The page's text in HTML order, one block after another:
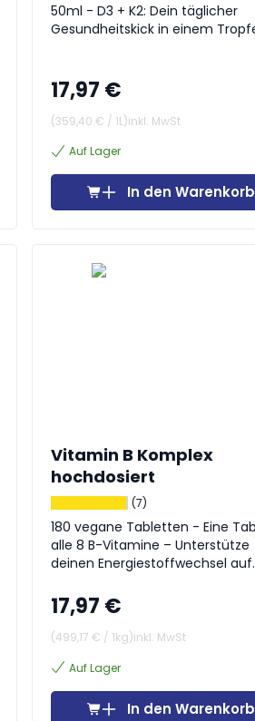
50ml - D3 + K2: Dein täglicher
Gesundheitskick in einem
17,97 €
(359,40 € / 1L)inkl. MwSt
Auf Lager
In den Warenkorb
Vitamin B Komplex
hochdosiert
(7)
180 vegane Tabletten - Eine
alle 8 B-Vitamine – Unterstütze
deinen Energiestoffwechsel auf
17,97 €
(499,17 € / 1kg)inkl. MwSt
Auf Lager
In den Warenkorb